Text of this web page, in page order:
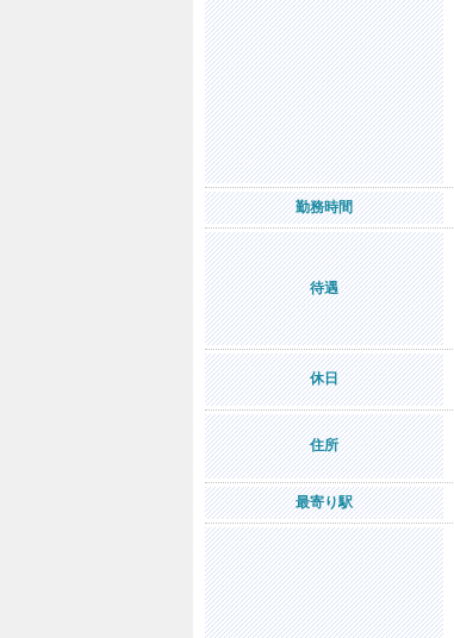
勤務時間
待遇
休日
住所
最寄り駅